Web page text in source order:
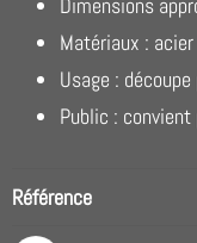
Matériaux :
Usage :
Public :
Référence